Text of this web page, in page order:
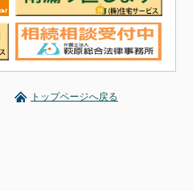
トップページへ戻る